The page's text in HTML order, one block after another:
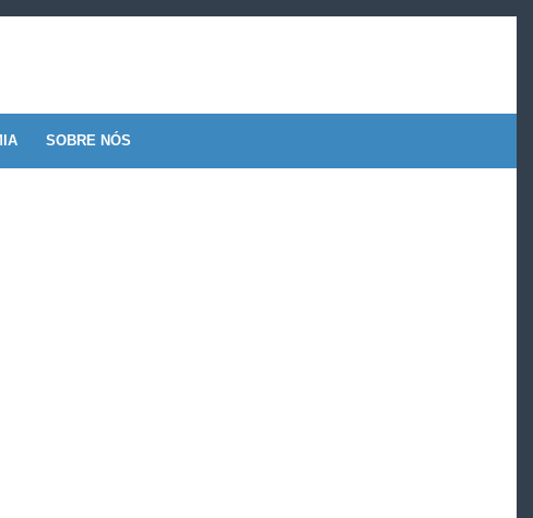
SOBRE NÓS